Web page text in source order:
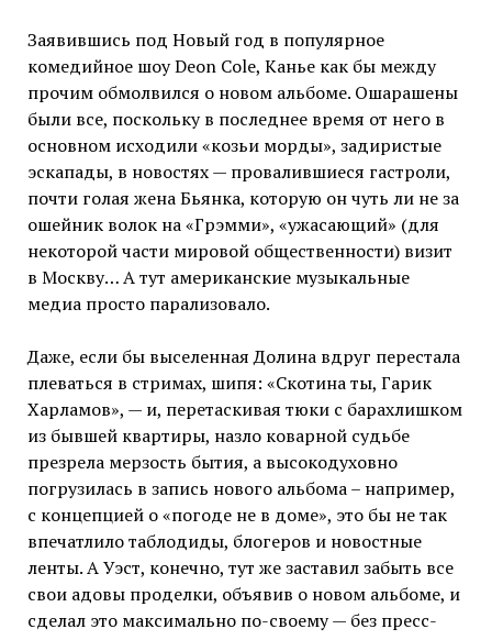
Заявившись под Новый год в популярное
комедийное шоу Deon Cole, Канье как бы между
прочим обмолвился о новом альбоме. Ошарашены
были все, поскольку в последнее время от него в
основном исходили «козьи морды», задиристые
эскапады, в новостях — провалившиеся гастроли,
почти голая жена Бьянка, которую он чуть ли не за
ошейник волок на «Грэмми», «ужасающий» (для
некоторой части мировой общественности) визит
в Москву… А тут американские музыкальные
медиа просто парализовало.
Даже, если бы выселенная Долина вдруг перестала
плеваться в стримах, шипя: «Скотина ты, Гарик
Харламов», — и, перетаскивая тюки с барахлишком
из бывшей квартиры, назло коварной судьбе
презрела мерзость бытия, а высокодуховно
погрузилась в запись нового альбома – например,
с концепцией о «погоде не в доме», это бы не так
впечатлило таблодиды, блогеров и новостные
ленты. А Уэст, конечно, тут же заставил забыть все
свои адовы проделки, объявив о новом альбоме, и
сделал это максимально по-своему — без пресс-